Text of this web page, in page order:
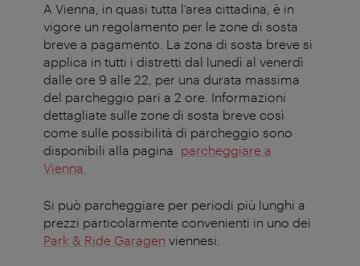
A Vienna, in quasi tutta l’area cittadina, è in
vigore un regolamento per le zone di sosta
breve a pagamento. La zona di sosta breve si
applica in tutti i distretti dal lunedì al venerdì
dalle ore 9 alle 22, per una durata massima
del parcheggio pari a 2 ore. Informazioni
dettagliate sulle zone di sosta breve così
come sulle possibilità di parcheggio sono
disponibili alla pagina parcheggiare a
Vienna.
Si può parcheggiare per periodi più lunghi a
prezzi particolarmente convenienti in uno dei
Park & Ride Garagen viennesi.